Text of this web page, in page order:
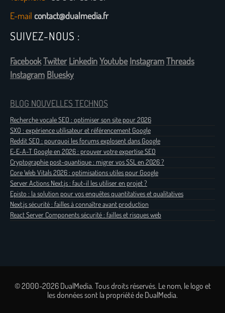
E-mail contact@dualmedia.fr
SUIVEZ-NOUS :
FacebookTwitter LinkedinYoutube InstagramThreads
Instagram Bluesky
BLOG NOUVELLES TECHNOS
Recherche vocale SEO : optimiser son site pour 2026
SXO : expérience utilisateur et référencement Google
Reddit SEO : pourquoi les forums explosent dans Google
E-E-A-T Google en 2026 : prouver votre expertise SEO
Cryptographie post-quantique : migrer vos SSL en 2026 ?
Core Web Vitals 2026 : optimisations utiles pour Google
Server Actions Next.js : faut-il les utiliser en projet ?
Episto : la solution pour vos enquêtes quantitatives et qualitatives
Next.js sécurité : failles à connaître avant production
React Server Components sécurité : failles et risques web
© 2000-2026 DualMedia. Tous droits réservés. Le nom, le logo et
les données sont la propriété de DualMedia.